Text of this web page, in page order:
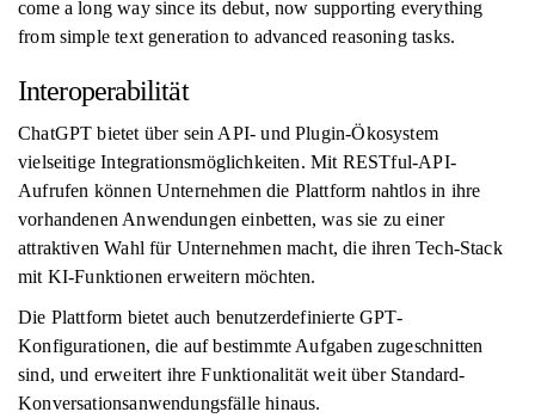
come a long way since its debut, now supporting everything
from simple text generation to advanced reasoning tasks.
Interoperabilität
ChatGPT bietet über sein API- und Plugin-Ökosystem
vielseitige Integrationsmöglichkeiten. Mit RESTful-API-
Aufrufen können Unternehmen die Plattform nahtlos in ihre
vorhandenen Anwendungen einbetten, was sie zu einer
attraktiven Wahl für Unternehmen macht, die ihren Tech-Stack
mit KI-Funktionen erweitern möchten.
Die Plattform bietet auch benutzerdefinierte GPT-
Konfigurationen, die auf bestimmte Aufgaben zugeschnitten
sind, und erweitert ihre Funktionalität weit über Standard-
Konversationsanwendungsfälle hinaus.